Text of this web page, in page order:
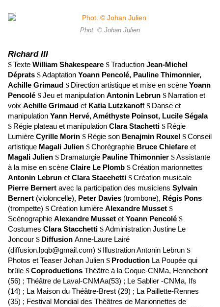
Phot. © Johan Julien
Richard III
STexte William Shakespeare STraduction Jean-Michel
Déprats SAdaptation Yoann Pencolé, Pauline Thimonnier,
Achille Grimaud S Direction artistique et mise en scène Yoann
Pencolé SJeu et manipulation Antonin Lebrun S Narration et
voix Achille Grimaud et Katia Lutzkanoff S Danse et
manipulation Yann Hervé, Améthyste Poinsot, Lucile Ségala
S Régie plateau et manipulation Clara Stachetti S Régie
Lumière Cyrille Morin S Régie son Benajmin Rouxel SConseil
artistique Magali Julien SChorégraphie Bruce Chiefare et
Magali Julien S Dramaturgie Pauline Thimonnier SAssistante
à la mise en scène Claire Le Plomb SCréation marionnettes
Antonin Lebrun et Clara Stacchetti SCréation musicale
Pierre Bernert avec la participation des musiciens Sylvain
Bernert (violoncelle), Peter Davies (trombone), Régis Pons
(trompette) SCréation lumière Alexandre Musset S
Scénographie Alexandre Musset et Yoann Pencolé S
Costumes Clara Stacchetti SAdministration Justine Le
Joncour S Diffusion Anne-Laure Lairé
(diffusion.lpqb@gmail.com) S Illustration Antonin Lebrun S
Photos et Teaser Johan Julien S Production La Poupée qui
brûle SCoproductions Théâtre à la Coque-CNMa, Hennebont
(56) ; Théâtre de Laval-CNMAa(53) ; Le Sablier -CNMa, Ifs
(14) ; La Maison du Théâtre-Brest (29) ; La Paillette-Rennes
(35) ; Festival Mondial des Théâtres de Marionnettes de